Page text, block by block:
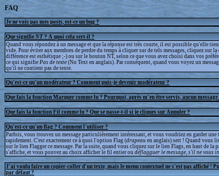
FAQ
Je ne vois pas mes posts, est-ce un bug ?
Que signifie NT ? A quoi cela sert-il ?
Quand vous répondez à un message et que la réponse est très courte, il est possible qu'elle
vide. Pour éviter aux membres de perdre du temps à cliquer sur de tels messages, cliquez sur
différence est esthétique ;-) ou sur le bouton NT, selon ce que vous avez choisi dans vos
ce qui signifie Pas de texte (No Text en anglais). Par conséquent, quand vous voyez un
qu'il ne contient pas de texte.
Qu'est-ce qu'un modérateur ? Comment puis-je devenir modérateur ?
Que fais la fonction Marquer comme lu ? Pourquoi, après m'en être servis, aucun
Que fais la fonction Fil comme lu ? Que se passe-t-il si je cliques sur Annuler ?
Qu'est-ce qu'un flag ? Comment l'utiliser ?
Parfois, vous trouvez un message particulièrement intéressant, et vous voudriez en garder une
rapidement. C'est exactement ce à quoi l'option Flag (drapeau en anglais) sert ! Quand vous
sur le lien Flagger ce message. Par la suite, quand vous cliquez sur le lien Flags, en haut de la
s'affiche, et vous pouvez au choix afficher le fil entier ou déflagguer le message, s'il ne vous
J'ai voulu faire un copier-coller d'un texte, mais le menu contextuel ne s'est pas affiché !
par défaut ?